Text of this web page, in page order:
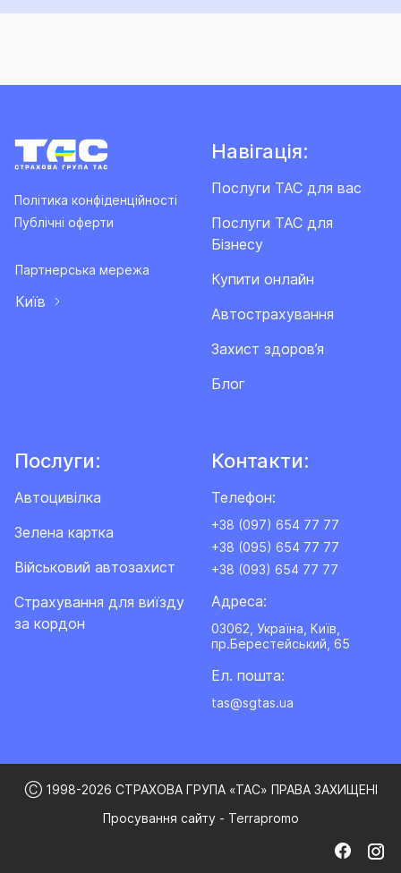
Політика конфіденційності
Публічні оферти
Партнерська мережа
Київ
Навігація:
Послуги ТАС для вас
Послуги ТАС для
Бізнесу
Купити онлайн
Автострахування
Захист здоров’я
Блог
Послуги:
Автоцивілка
Зелена картка
Військовий автозахист
Cтрахування для виїзду
за кордон
Контакти:
Телефон:
+38 (097) 654 77 77
+38 (095) 654 77 77
+38 (093) 654 77 77
Адреса:
03062, Україна, Київ,
пр.Берестейський, 65
Ел. пошта:
tas@sgtas.ua
Ⓒ 1998-2026 СТРАХОВА ГРУПА «ТАС» ПРАВА ЗАХИЩЕНІ
Просування сайту - Terrapromo